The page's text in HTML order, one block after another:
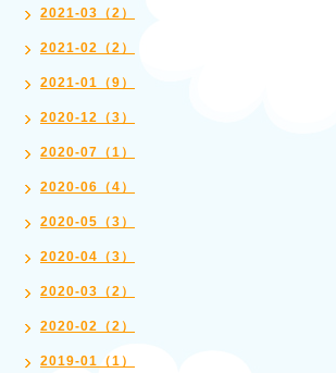
2021-03（2）
2021-02（2）
2021-01（9）
2020-12（3）
2020-07（1）
2020-06（4）
2020-05（3）
2020-04（3）
2020-03（2）
2020-02（2）
2019-01（1）